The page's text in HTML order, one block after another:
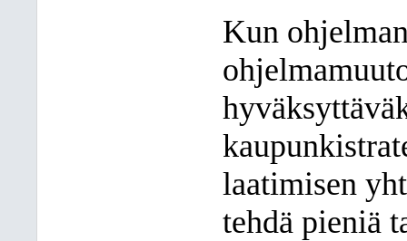
Kun
laatimisen
tehdä pieniä